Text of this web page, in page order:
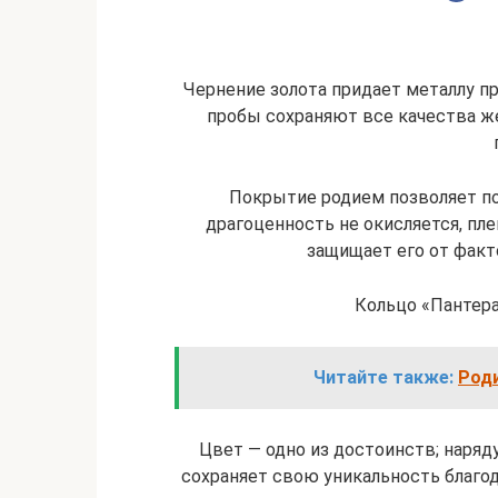
Чернение золота придает металлу
пробы сохраняют все качества
Покрытие родием позволяет
драгоценность не окисляется,
защищает его от
Кольцо
Читайте также:
Цвет — одно из достоинств;
сохраняет свою уникальность